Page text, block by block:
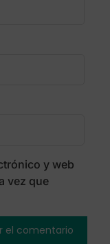
y web
vez que